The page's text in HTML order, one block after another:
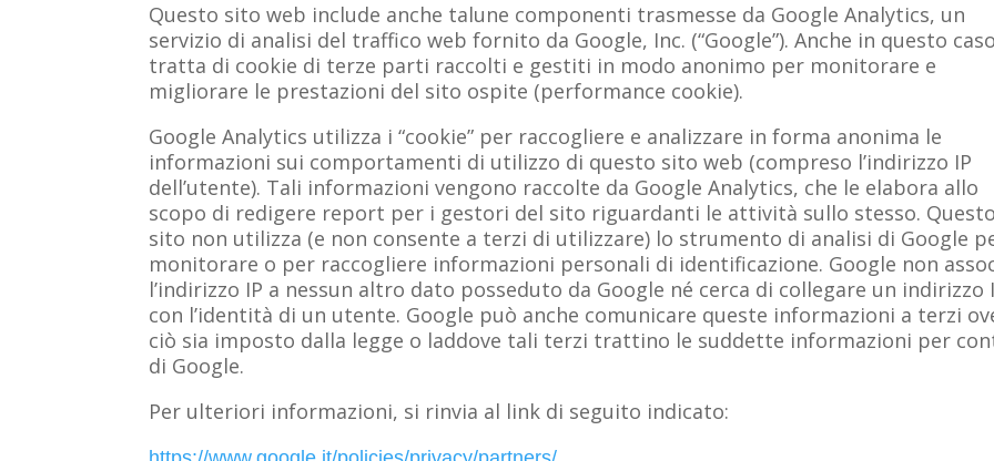
Questo sito web include anche talune componenti trasmesse da Google Analytics, un
servizio di analisi del traffico web fornito da Google, Inc. (“Google”). Anche in questo
tratta di cookie di terze parti raccolti e gestiti in modo anonimo per monitorare e
migliorare le prestazioni del sito ospite (performance cookie).
Google Analytics utilizza i “cookie” per raccogliere e analizzare in forma anonima le
informazioni sui comportamenti di utilizzo di questo sito web (compreso l’indirizzo IP
dell’utente). Tali informazioni vengono raccolte da Google Analytics, che le elabora allo
scopo di redigere report per i gestori del sito riguardanti le attività sullo stesso. Questo
sito non utilizza (e non consente a terzi di utilizzare) lo strumento di analisi di Google
monitorare o per raccogliere informazioni personali di identificazione. Google non
l’indirizzo IP a nessun altro dato posseduto da Google né cerca di collegare un indirizzo
con l’identità di un utente. Google può anche comunicare queste informazioni a terzi
ciò sia imposto dalla legge o laddove tali terzi trattino le suddette informazioni per
di Google.
Per ulteriori informazioni, si rinvia al link di seguito indicato: